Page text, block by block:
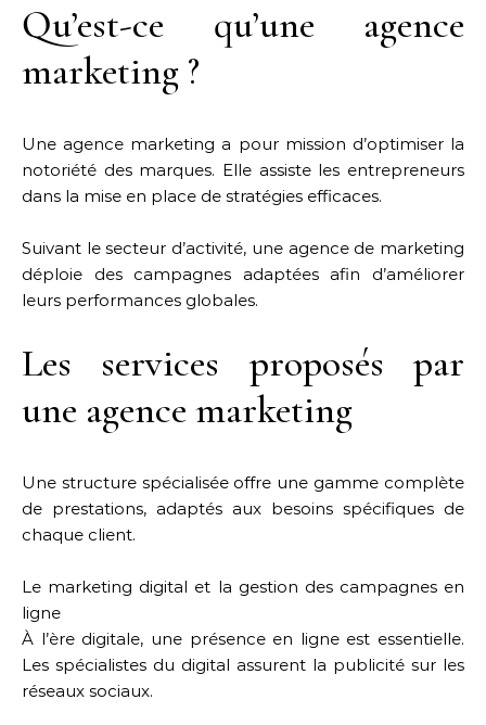
Qu’est-ce qu’une agence
marketing ?
Une agence marketing a pour mission d’optimiser la
notoriété des marques. Elle assiste les entrepreneurs
dans la mise en place de stratégies efficaces.
Suivant le secteur d’activité, une agence de marketing
déploie des campagnes adaptées afin d’améliorer
leurs performances globales.
Les services proposés par
une agence marketing
Une structure spécialisée offre une gamme complète
de prestations, adaptés aux besoins spécifiques de
chaque client.
Le marketing digital et la gestion des campagnes en
ligne
À l’ère digitale, une présence en ligne est essentielle.
Les spécialistes du digital assurent la publicité sur les
réseaux sociaux.